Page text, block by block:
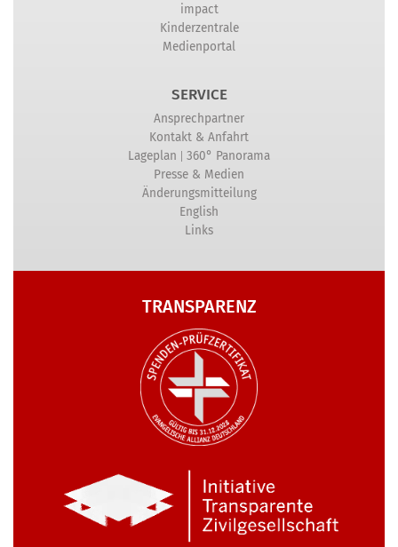
impact
Kinderzentrale
Medienportal
SERVICE
Ansprechpartner
Kontakt & Anfahrt
Lageplan | 360° Panorama
Presse & Medien
Änderungsmitteilung
English
Links
TRANSPARENZ